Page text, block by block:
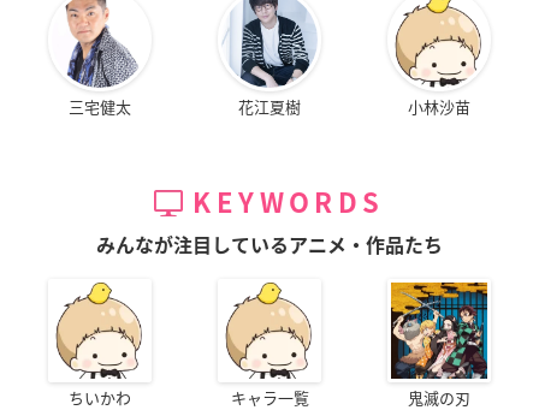
三宅健太 花江夏樹 小林沙苗
KEYWORDS
みんなが注目しているアニメ・作品たち
ちいかわ キャラ一覧 鬼滅の刃